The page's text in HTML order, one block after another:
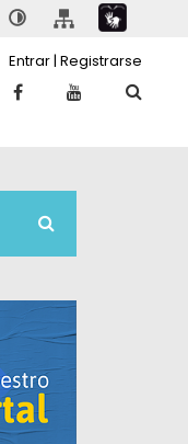
Entrar| Registrarse